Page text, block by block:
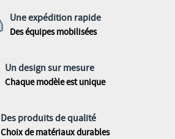
Une expédition rapide
Des équipes mobilisées
Un design sur mesure
Chaque modèle est unique
Des produits de qualité
Choix de matériaux durables